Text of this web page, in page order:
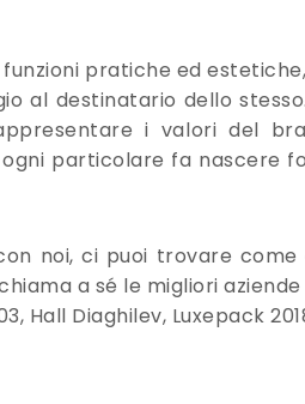
pratiche ed
al destinatario dello
i valori del
particolare fa nascere
noi, ci puoi trovare
a sé le migliori
Hall Diaghilev, Luxepack